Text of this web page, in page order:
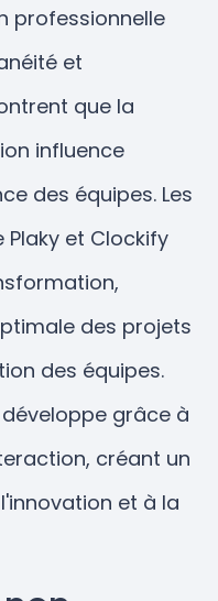
professionnelle
et
que la
influence
des équipes. Les
et Clockify
des projets
des équipes.
grâce à
créant un
et à la